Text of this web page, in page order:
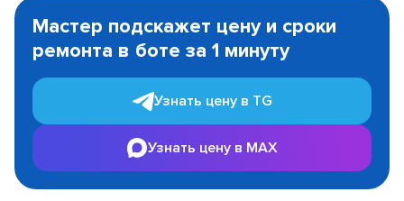
1
Мастер подскажет цену и сроки
ремонта в боте за 1 минуту
Узнать цену в TG
Узнать цену в MAX